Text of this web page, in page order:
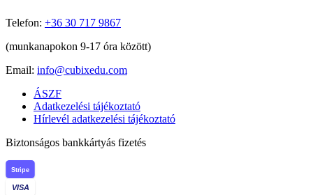
Telefon: +36 30 717 9867
(munkanapokon 9-17 óra között)
Email: info@cubixedu.com
ÁSZF
Adatkezelési tájékoztató
Hírlevél adatkezelési tájékoztató
Biztonságos bankkártyás fizetés
Stripe
VISA